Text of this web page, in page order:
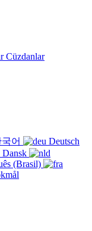
Cüzdanlar
어
Deutsch
Dansk
(Brasil)